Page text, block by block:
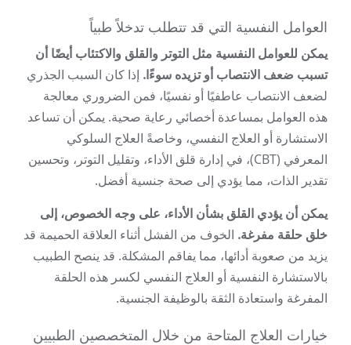
العوامل النفسية التي قد تتطلب تدخلاً طبياً
يمكن للعوامل النفسية مثل التوتر والقلق والاكتئاب أيضًا أن
تسبب ضعف الانتصاب أو تزيده سوءًا. إذا كان السبب الجذري
لضعف الانتصاب عاطفيًا أو نفسيًا، فمن الضروري معالجة
هذه العوامل بمساعدة أخصائي رعاية صحية. يمكن أن تساعد
الاستشارة أو العلاج النفسي، وخاصةً العلاج السلوكي
المعرفي (CBT)، في إدارة قلق الأداء، وتقليل التوتر، وتحسين
تقدير الذات، مما يؤدي إلى صحة جنسية أفضل.
يمكن أن يؤدي القلق بشأن الأداء، على وجه الخصوص، إلى
خلق حلقة مفرغة. الخوف من الفشل أثناء العلاقة الحميمة قد
يزيد من صعوبة أدائها، مما يفاقم المشكلة. قد ينصح الطبيب
بالاستشارة النفسية أو العلاج النفسي لكسر هذه الحلقة
المفرغة واستعادة الثقة بالوظيفة الجنسية.
خيارات العلاج المتاحة من خلال المتخصصين الطبيين